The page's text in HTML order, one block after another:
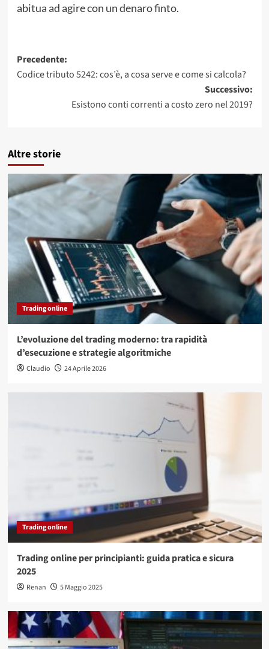
abitua ad agire con un denaro finto.
Navigazione
articolo
Precedente:
Codice tributo 5242: cos’è, a cosa serve e come si calcola?
Successivo:
Esistono conti correnti a costo zero nel 2019?
Altre storie
Trading online
L’evoluzione del trading moderno: tra rapidità
d’esecuzione e strategie algoritmiche
Claudio 24 Aprile 2026
Trading online
Trading online per principianti: guida pratica e sicura
2025
Renan 5 Maggio 2025